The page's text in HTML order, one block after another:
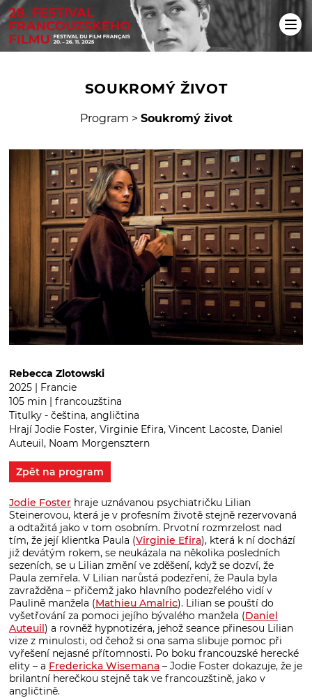
SOUKROMÝ ŽIVOT
Program > Soukromý život
Rebecca Zlotowski
2025 | Francie
105 min | francouzština
Titulky - čeština, angličtina
Hrají Jodie Foster, Virginie Efira, Vincent Lacoste, Daniel
Auteuil, Noam Morgensztern
Zpět na program
Jodie Foster hraje uznávanou psychiatričku Lilian
Steinerovou, která je v profesním životě stejně rezervovaná
a odtažitá jako v tom osobním. Prvotní rozmrzelost nad
tím, že její klientka Paula (Virginie Efira), která k ní dochází
již devátým rokem, se neukázala na několika posledních
sezeních, se u Lilian změní ve zděšení, když se dozví, že
Paula zemřela. V Lilian narůstá podezření, že Paula byla
zavražděna – přičemž jako hlavního podezřelého vidí v
Paulině manžela (Mathieu Amalric). Lilian se pouští do
vyšetřování za pomoci jejího bývalého manžela (Daniel
Auteuil) a rovněž hypnotizéra, jehož seance přinesou Lilian
vize z minulosti, od čehož si ona sama slibuje pomoc při
vyřešení nejasné přítomnosti. Po boku francouzské herecké
elity – a Fredericka Wisemana – Jodie Foster dokazuje, že je
brilantní herečkou stejně tak ve francouzštině, jako v
angličtině.